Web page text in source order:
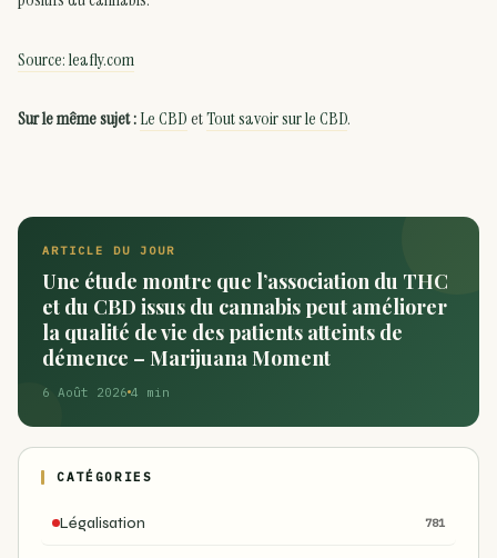
Source: leafly.com
Sur le même sujet :Le CBDetTout savoir sur le CBD.
ARTICLE DU JOUR
Une étude montre que l’association du THC
et du CBD issus du cannabis peut améliorer
la qualité de vie des patients atteints de
démence – Marijuana Moment
6 Août 2026 4 min
CATÉGORIES
Légalisation 781